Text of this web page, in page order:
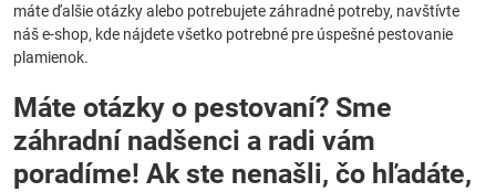
máte ďalšie otázky alebo potrebujete záhradné potreby, navštívte
náš e-shop, kde nájdete všetko potrebné pre úspešné pestovanie
plamienok.
Máte otázky o pestovaní? Sme
záhradní nadšenci a radi vám
poradíme! Ak ste nenašli, čo hľadáte,